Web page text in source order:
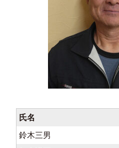
氏名
鈴木三男